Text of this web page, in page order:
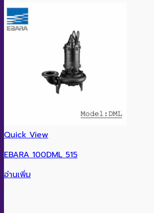
Quick View
EBARA 100DML 515
อ่านเพิ่ม